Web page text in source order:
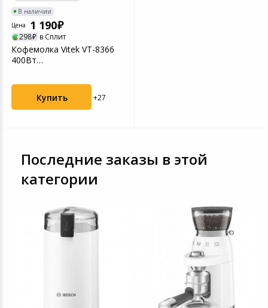
В наличии
Цена
1 190
298 в Сплит
Кофемолка Vitek VT-8366
400Вт
вместим.:70г...
Купить
+27
Последние заказы в этой
категории